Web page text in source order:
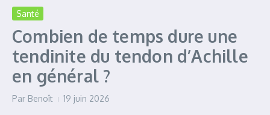
Santé
Combien de temps dure une
tendinite du tendon d’Achille
en général ?
Par Benoît 19 juin 2026